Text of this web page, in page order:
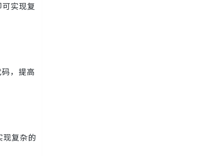
实现复
，提高
复杂的